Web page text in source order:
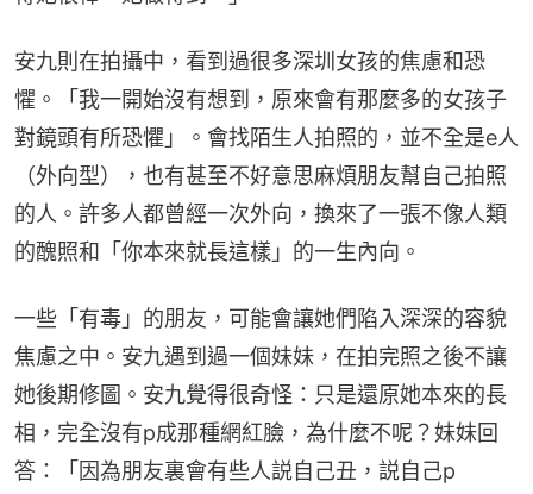
安九則在拍攝中，看到過很多深圳女孩的焦慮和恐
懼。「我一開始沒有想到，原來會有那麼多的女孩子
對鏡頭有所恐懼」。會找陌生人拍照的，並不全是e人
（外向型），也有甚至不好意思麻煩朋友幫自己拍照
的人。許多人都曾經一次外向，換來了一張不像人類
的醜照和「你本來就長這樣」的一生內向。
一些「有毒」的朋友，可能會讓她們陷入深深的容貌
焦慮之中。安九遇到過一個妹妹，在拍完照之後不讓
她後期修圖。安九覺得很奇怪：只是還原她本來的長
相，完全沒有p成那種網紅臉，為什麼不呢？妹妹回
答：「因為朋友裏會有些人説自己丑，説自己p